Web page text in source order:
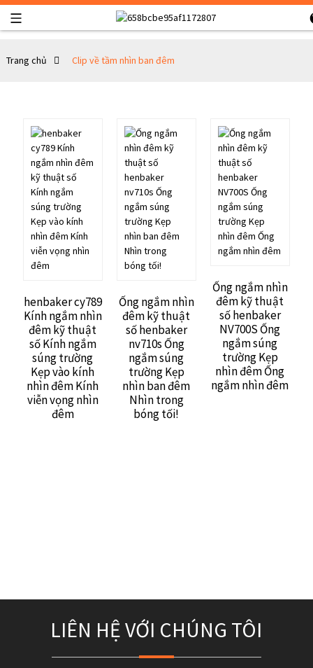
Trang chủ Clip về tầm nhìn ban đêm
henbaker cy789
Kính ngắm nhìn
đêm kỹ thuật
số Kính ngắm
súng trường
Kẹp vào kính
nhìn đêm Kính
viễn vọng nhìn
đêm
Ống ngắm nhìn
đêm kỹ thuật
số henbaker
nv710s Ống
ngắm súng
trường Kẹp
nhìn ban đêm
Nhìn trong
bóng tối!
Ống ngắm nhìn
đêm kỹ thuật
số henbaker
NV700S Ống
ngắm súng
trường Kẹp
nhìn đêm Ống
ngắm nhìn đêm
LIÊN HỆ VỚI CHÚNG TÔI